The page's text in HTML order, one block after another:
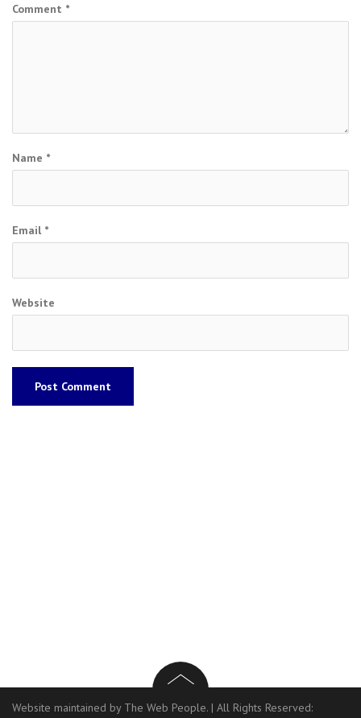
Comment *
Name *
Email *
Website
Website maintained by The Web People. | All Rights Reserved: